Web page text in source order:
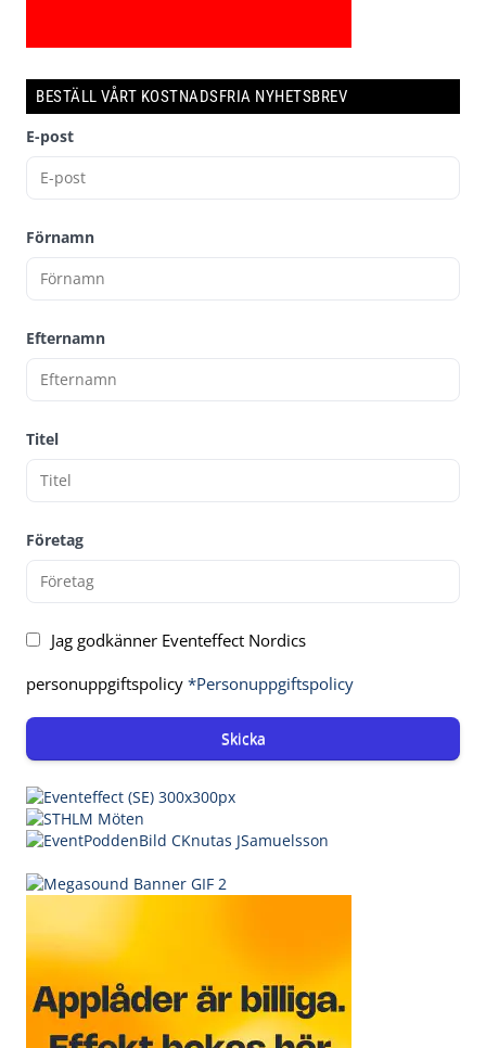
BESTÄLL VÅRT KOSTNADSFRIA NYHETSBREV
E-post
Förnamn
Efternamn
Titel
Företag
Jag godkänner Eventeffect Nordics
personuppgiftspolicy *Personuppgiftspolicy
Skicka